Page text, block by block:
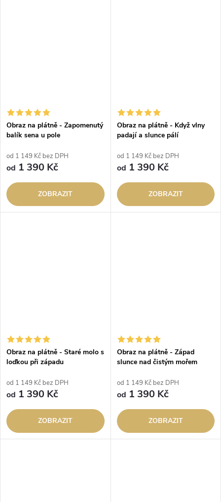
Obraz na plátně - Zapomenutý
balík sena u pole
od 1 149 Kč bez DPH
od 1 390 Kč
ZOBRAZIT
Obraz na plátně - Když vlny
padají a slunce pálí
od 1 149 Kč bez DPH
od 1 390 Kč
ZOBRAZIT
Obraz na plátně - Staré molo s
loďkou při západu
od 1 149 Kč bez DPH
od 1 390 Kč
ZOBRAZIT
Obraz na plátně - Západ
slunce nad čistým mořem
od 1 149 Kč bez DPH
od 1 390 Kč
ZOBRAZIT